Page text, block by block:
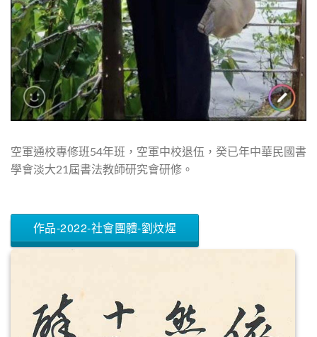
空軍通校專修班54年班，空軍中校退伍，癸已年中華民國書
學會淡大21屆書法教師研究會研修。
作品-2022-社會團體-劉炆煋